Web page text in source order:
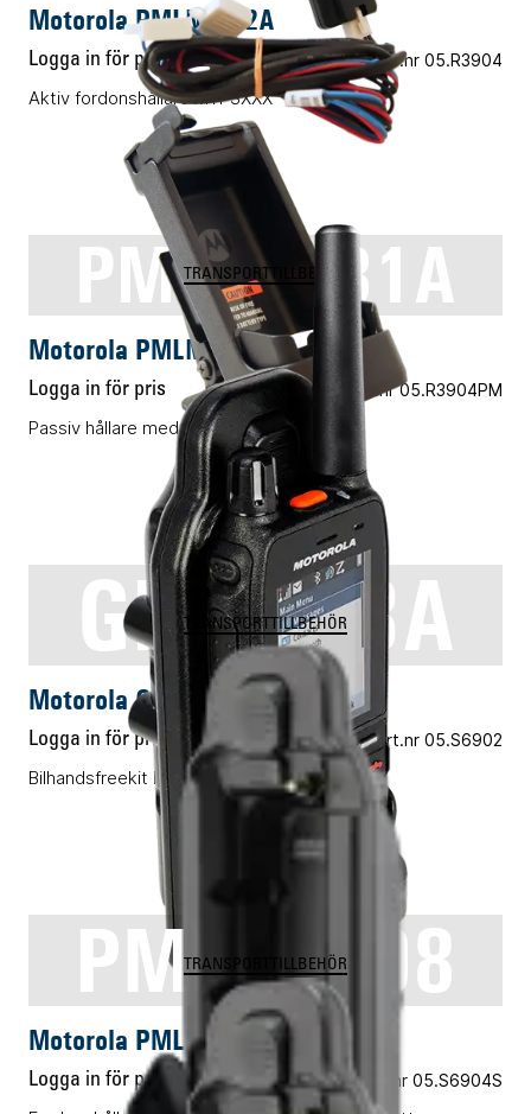
Motorola PMLN6182A
Logga in för pris Vårt art.nr 05.R3904
Aktiv fordonshållare MTP3XXX
PMLN6181A
TRANSPORTTILLBEHÖR
Motorola PMLN6181A
Logga in för pris Vårt art.nr 05.R3904PM
Passiv hållare med fäste för ciggkabel
GM0368A
TRANSPORTTILLBEHÖR
Motorola GM0368A
Logga in för pris Vårt art.nr 05.S6902
Bilhandsfreekit MXP600
PMLN8308
TRANSPORTTILLBEHÖR
Motorola PMLN8308
Logga in för pris Vårt art.nr 05.S6904S